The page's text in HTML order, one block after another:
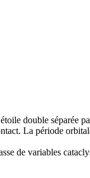
double séparée
La période
de variables